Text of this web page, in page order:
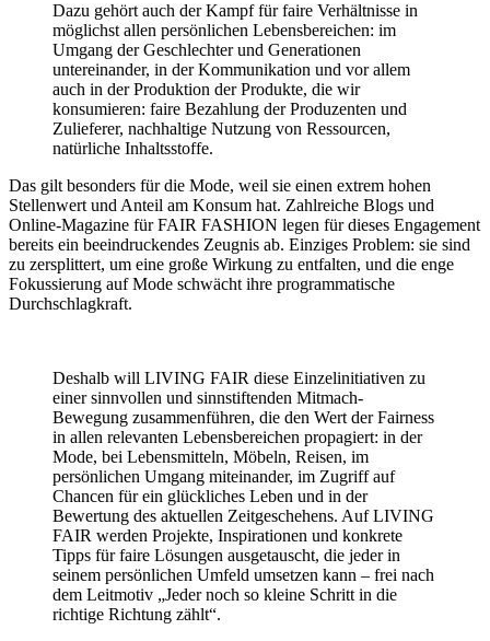
Dazu gehört auch der Kampf für faire Verhältnisse in
möglichst allen persönlichen Lebensbereichen: im
Umgang der Geschlechter und Generationen
untereinander, in der Kommunikation und vor allem
auch in der Produktion der Produkte, die wir
konsumieren: faire Bezahlung der Produzenten und
Zulieferer, nachhaltige Nutzung von Ressourcen,
natürliche Inhaltsstoffe.
Das gilt besonders für die Mode, weil sie einen extrem hohen
Stellenwert und Anteil am Konsum hat. Zahlreiche Blogs und
Online-Magazine für FAIR FASHION legen für dieses Engagement
bereits ein beeindruckendes Zeugnis ab. Einziges Problem: sie sind
zu zersplittert, um eine große Wirkung zu entfalten, und die enge
Fokussierung auf Mode schwächt ihre programmatische
Durchschlagkraft.
Deshalb will LIVING FAIR diese Einzelinitiativen zu
einer sinnvollen und sinnstiftenden Mitmach-
Bewegung zusammenführen, die den Wert der Fairness
in allen relevanten Lebensbereichen propagiert: in der
Mode, bei Lebensmitteln, Möbeln, Reisen, im
persönlichen Umgang miteinander, im Zugriff auf
Chancen für ein glückliches Leben und in der
Bewertung des aktuellen Zeitgeschehens. Auf LIVING
FAIR werden Projekte, Inspirationen und konkrete
Tipps für faire Lösungen ausgetauscht, die jeder in
seinem persönlichen Umfeld umsetzen kann – frei nach
dem Leitmotiv „Jeder noch so kleine Schritt in die
richtige Richtung zählt“.